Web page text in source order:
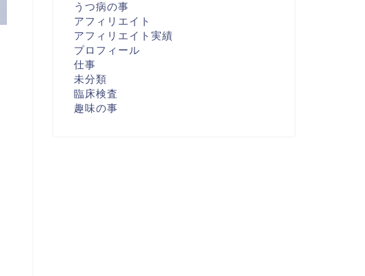
うつ病の事
アフィリエイト
アフィリエイト実績
プロフィール
仕事
未分類
臨床検査
趣味の事